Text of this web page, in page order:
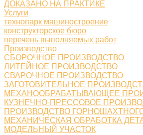
ДОКАЗАНО НА ПРАКТИКЕ
Услуги
технопарк машиностроение
конструкторское бюро
перечень выполняемых работ
Производство
СБОРОЧНОЕ ПРОИЗВОДСТВО
ЛИТЕЙНОЕ ПРОИЗВОДСТВО
СВАРОЧНОЕ ПРОИЗВОДСТВО
ЗАГОТОВИТЕЛЬНОЕ
МЕХАНООБРАБАТЫВАЮЩЕЕ
КУЗНЕЧНО-ПРЕССОВОЕ
ПРОИЗВОДСТВО
МЕХАНИЧЕСКАЯ ОБРАБОТКА
МОДЕЛЬНЫЙ УЧАСТОК